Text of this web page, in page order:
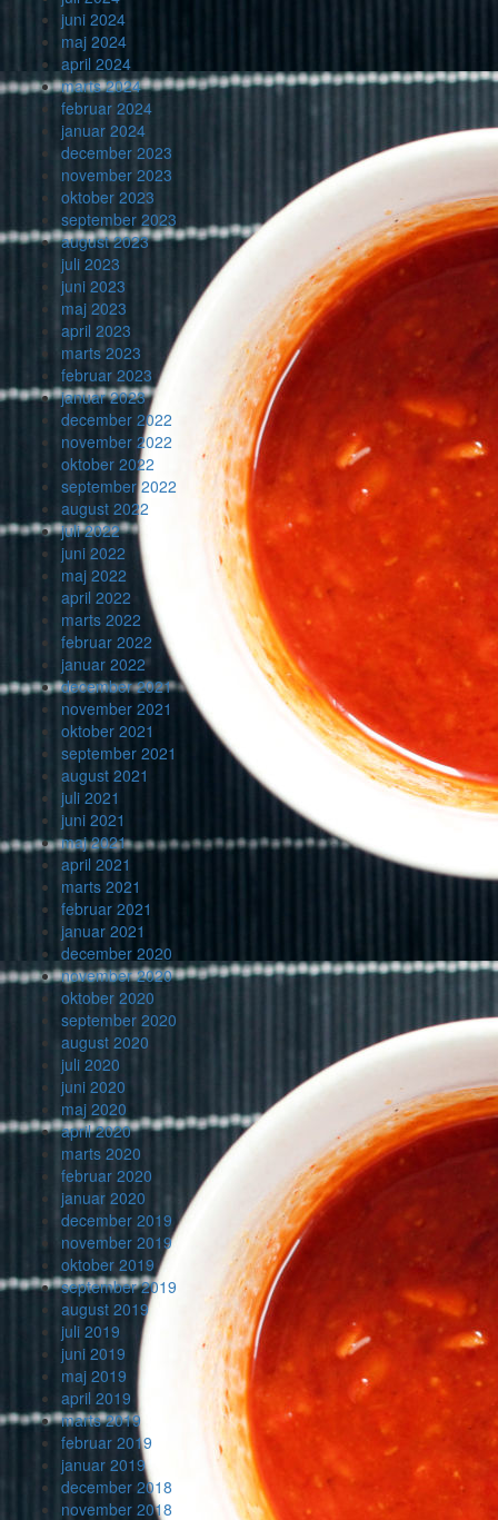
juni 2024
maj 2024
april 2024
marts 2024
februar 2024
januar 2024
december 2023
november 2023
oktober 2023
september 2023
august 2023
juli 2023
juni 2023
maj 2023
april 2023
marts 2023
februar 2023
januar 2023
december 2022
november 2022
oktober 2022
september 2022
august 2022
juli 2022
juni 2022
maj 2022
april 2022
marts 2022
februar 2022
januar 2022
december 2021
november 2021
oktober 2021
september 2021
august 2021
juli 2021
juni 2021
maj 2021
april 2021
marts 2021
februar 2021
januar 2021
december 2020
november 2020
oktober 2020
september 2020
august 2020
juli 2020
juni 2020
maj 2020
april 2020
marts 2020
februar 2020
januar 2020
december 2019
november 2019
oktober 2019
september 2019
august 2019
juli 2019
juni 2019
maj 2019
april 2019
marts 2019
februar 2019
januar 2019
december 2018
november 2018